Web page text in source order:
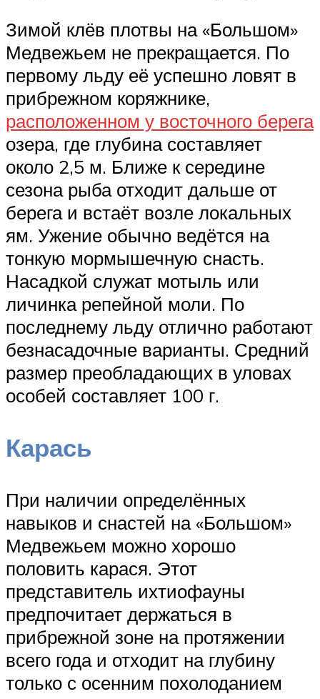
Зимой клёв плотвы на «Большом»
Медвежьем не прекращается. По
первому льду её успешно ловят в
прибрежном коряжнике,
расположенном у восточного берега
озера, где глубина составляет
около 2,5 м. Ближе к середине
сезона рыба отходит дальше от
берега и встаёт возле локальных
ям. Ужение обычно ведётся на
тонкую мормышечную снасть.
Насадкой служат мотыль или
личинка репейной моли. По
последнему льду отлично работают
безнасадочные варианты. Средний
размер преобладающих в уловах
особей составляет 100 г.
Карась
При наличии определённых
навыков и снастей на «Большом»
Медвежьем можно хорошо
половить карася. Этот
представитель ихтиофауны
предпочитает держаться в
прибрежной зоне на протяжении
всего года и отходит на глубину
только с осенним похолоданием